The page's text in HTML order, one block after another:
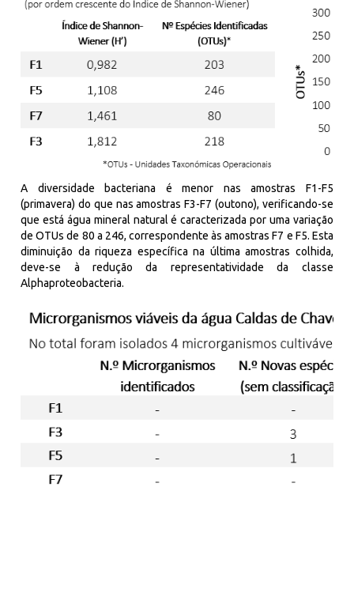
A diversidade bacteriana é menor nas amostras F1-F5
(primavera) do que nas amostras F3-F7 (outono), verificando-se
que está água mineral natural é caracterizada por uma variação
deOTUs de 80 a 246, correspondente às amostras F7 e F5. Esta
diminuição da riqueza específica na última amostras colhida,
deve-se à redução da representatividade da classe
Alphaproteobacteria.